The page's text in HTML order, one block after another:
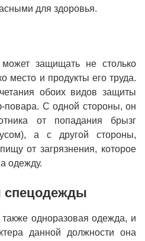
для здоровья.
защищать не столько
место и продукты его труда.
обоих видов защиты
С одной стороны, он
от попадания брызг
а с другой стороны,
от загрязнения, которое
одежду.
спецодежды
одноразовая одежда, и
данной должности она